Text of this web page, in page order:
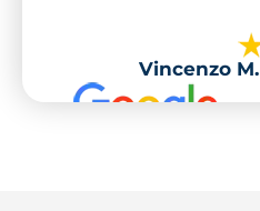
Vincenzo M.